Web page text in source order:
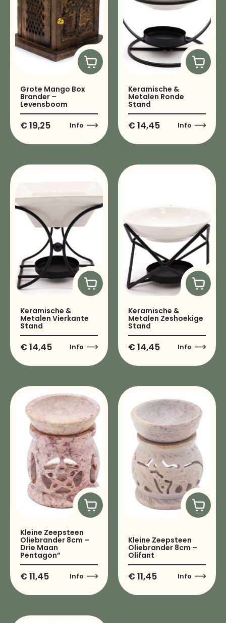
Grote Mango Box
Brander –
Levensboom
€19,25 Info
Keramische &
Metalen Ronde
Stand
€14,45 Info
Keramische &
Metalen Vierkante
Stand
€14,45 Info
Keramische &
Metalen Zeshoekige
Stand
€14,45 Info
Kleine Zeepsteen
Oliebrander 8cm –
Drie Maan
Pentagon”
€11,45 Info
Kleine Zeepsteen
Oliebrander 8cm –
Olifant
€11,45 Info